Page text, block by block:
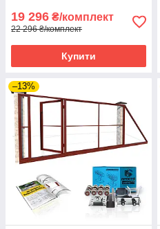
19 296 ₴/комплект
22 296 ₴/комплект
Купити
–13%